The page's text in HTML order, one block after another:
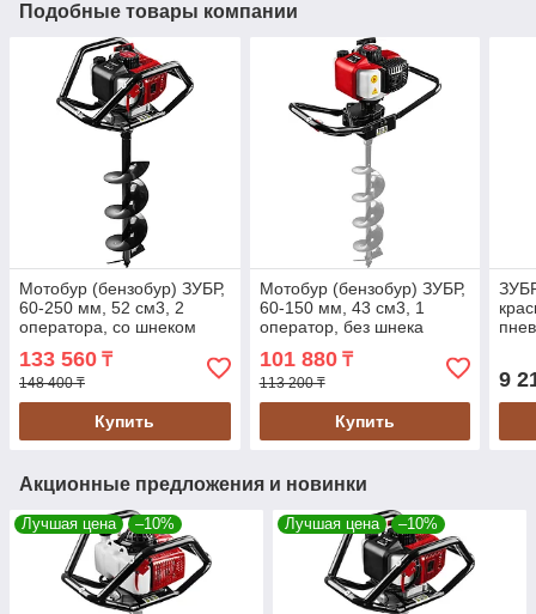
Подобные товары компании
Мотобур (бензобур) ЗУБР,
60-250 мм, 52 см3, 2
оператора, со шнеком
133 560 ₸
148 400 ₸
Купить
Мотобур (бензобур) ЗУБР,
60-150 мм, 43 см3, 1
оператор, без шнека
101 880₸
113 200 ₸
Купить
9
Акционные предложения и новинки
Лучшая цена –10% Лучшая цена –10%